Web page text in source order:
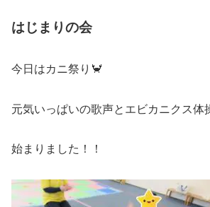
はじまりの会
今日はカニ祭り🦀
元気いっぱいの歌声とエビカニクス体
始まりました！！